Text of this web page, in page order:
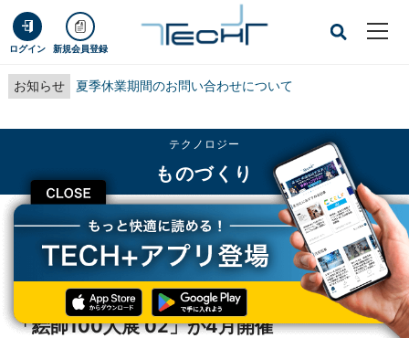
ログイン 新規会員登録
お知らせ 夏季休業期間のお問い合わせについて
CLOSE
テクノロジー
ものづくり
TECH+ テクノロジー
ものづくり
日本のトップイラストレーターがアキバに! 「絵師100人展 02」が4月開催
日本のトップイラストレーターがアキバに!
「絵師100人展 02」が4月開催